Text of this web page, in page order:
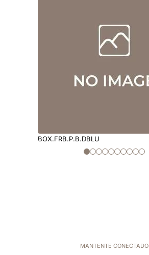
BOX.FRB.P.B.DBLU
MANTENTE CONECTADO